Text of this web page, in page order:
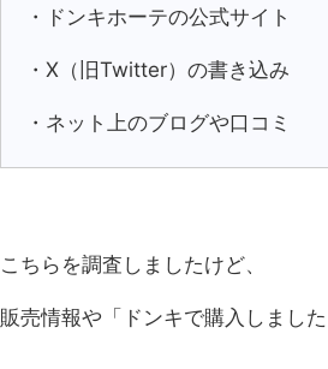
・ドンキホーテの公式サイト
・X（旧Twitter）の書き込み
・ネット上のブログや口コミ
こちらを調査しましたけど、
販売情報や「ドンキで購入しまし